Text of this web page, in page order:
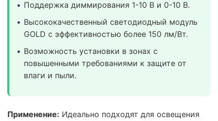
Поддержка диммирования 1-10 В и 0-10 В.
Высококачественный светодиодный модуль
GOLD с эффективностью более 150 лм/Вт.
Возможность установки в зонах с
повышенными требованиями к защите от
влаги и пыли.
Применение: Идеально подходят для освещения